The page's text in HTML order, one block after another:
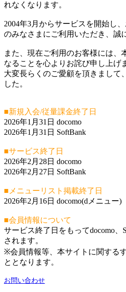
れなくなります。
2004年3月からサービスを開始し
のみなさまにご利用いただき、誠
また、現在ご利用のお客様には、
なることを心よりお詫び申し上げ
大変長らくのご愛顧を頂きまして
した。
■新規入会/従量課金終了日
2026年1月31日 docomo
2026年1月31日 SoftBank
■サービス終了日
2026年2月28日 docomo
2026年2月27日 SoftBank
■メニューリスト掲載終了日
2026年2月16日 docomo(dメニュー)
■会員情報について
サービス終了日をもってdocomo、
されます。
※会員情報等、本サイトに関する
ととなります。
お問い合わせ